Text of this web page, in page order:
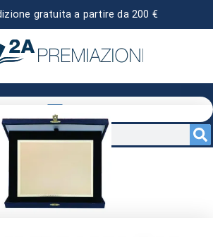
gratuita a partire da 200 €